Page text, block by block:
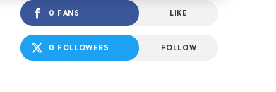
0 FANS LIKE
0 FOLLOWERS FOLLOW